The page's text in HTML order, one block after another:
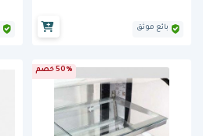
بائع موثق
50% خصم